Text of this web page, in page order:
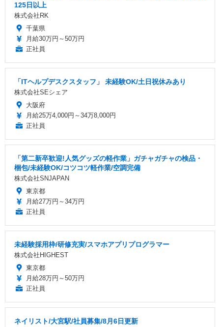
125日以上
株式会社RK
千葉県
月給30万円～50万円
正社員
「ITヘルプデスクスタッフ」 未経験OK/土日祝休みあり
株式会社SEシェア
大阪府
月給25万4,000円～34万8,000円
正社員
「第二新卒歓迎!人気グッズの軽作業」ガチャガチャの検品・
梱包/未経験OK/コツコツ軽作業/空調完備
株式会社SNJAPAN
東京都
月給27万円～34万円
正社員
未経験採用枠/研修充実/スマホアプリプログラマー
株式会社HIGHEST
東京都
月給28万円～50万円
正社員
ネイリスト/大宮駅/社員募集/8月6日更新